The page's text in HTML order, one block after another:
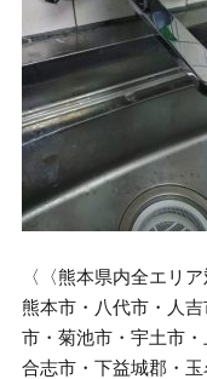
〈〈熊本県内全エリア
熊本市・八代市・人
市・菊池市・宇土市
合志市・下益城郡・